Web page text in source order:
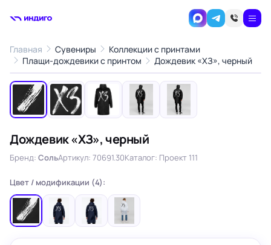
Главная Сувениры
Коллекции с принтами
Плащи-дождевики с принтом
Дождевик «ХЗ», черный
‹ ›
1/5
Дождевик «ХЗ», черный
Бренд: СольАртикул: 70691.30Каталог: Проект 111
Цвет / модификации (4):